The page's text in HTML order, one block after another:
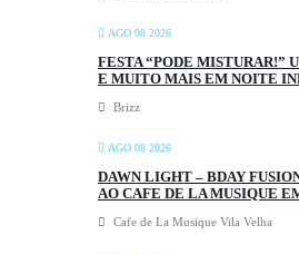
AGO 08 2026
FESTA “PODE MISTURAR!”
E MUITO MAIS EM NOITE
Brizz
AGO 08 2026
DAWN LIGHT – BDAY
AO CAFE DE LA MUSIQUE
Cafe de La Musique Vila Velha